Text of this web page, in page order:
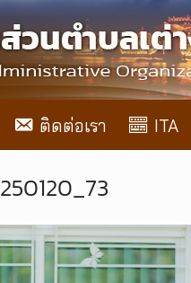
ติดต่อเรา ITA